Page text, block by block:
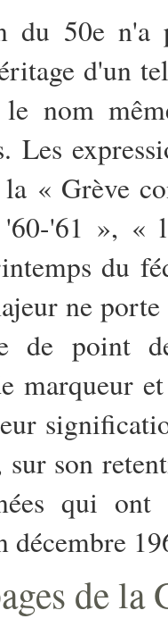
du 50e n'a
d'un
nom
Les
« Grève
'61 », «
du
ne
de point
marqueur
son
qui
de la